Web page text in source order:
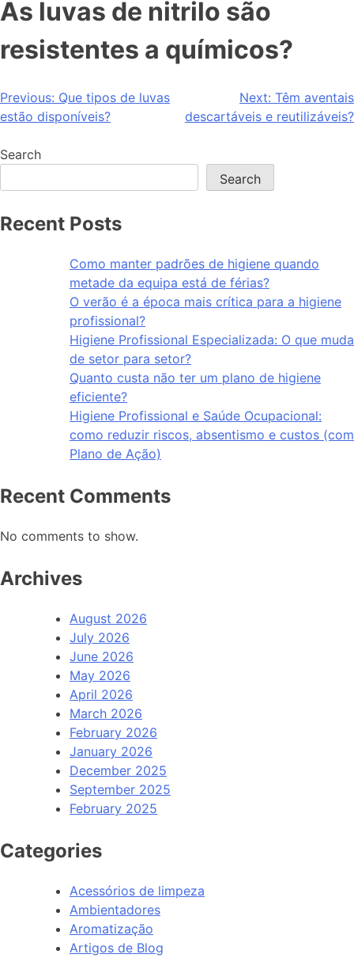
As luvas de nitrilo são
resistentes a químicos?
Previous: Que tipos de luvas
estão disponíveis?
Next: Têm aventais
descartáveis e reutilizáveis?
Search
Search
Recent Posts
Como manter padrões de higiene quando
metade da equipa está de férias?
O verão é a época mais crítica para a higiene
profissional?
Higiene Profissional Especializada: O que muda
de setor para setor?
Quanto custa não ter um plano de higiene
eficiente?
Higiene Profissional e Saúde Ocupacional:
como reduzir riscos, absentismo e custos (com
Plano de Ação)
Recent Comments
No comments to show.
Archives
August 2026
July 2026
June 2026
May 2026
April 2026
March 2026
February 2026
January 2026
December 2025
September 2025
February 2025
Categories
Acessórios de limpeza
Ambientadores
Aromatização
Artigos de Blog